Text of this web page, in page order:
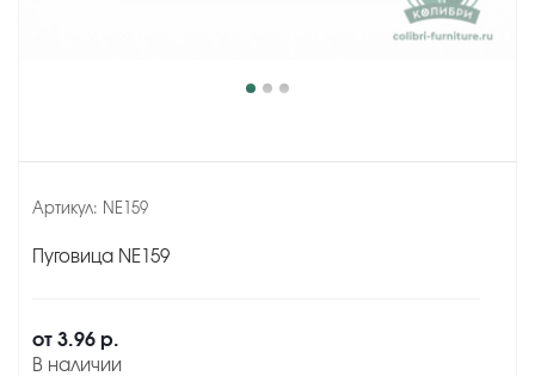
Артикул: NE159
Пуговица NE159
от 3.96 р.
В наличии